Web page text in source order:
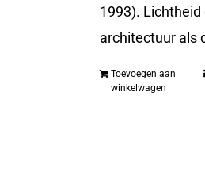
1993).
architectuur als
Toevoegen aan
winkelwagen